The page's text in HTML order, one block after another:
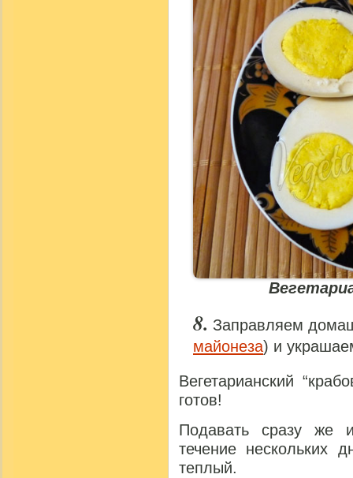
Заправляем
майонеза) и
Вегетарианский
готов!
Подавать сразу же
течение нескольких
теплый.